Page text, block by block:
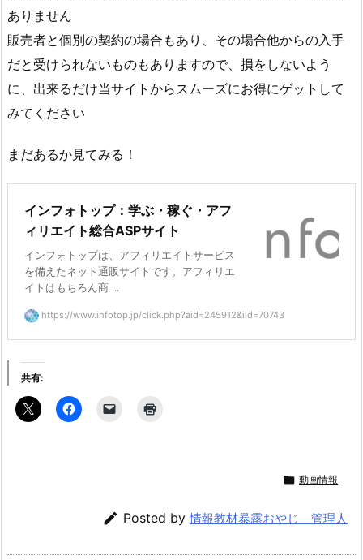
ありません
販売者と個別の契約の場合もあり、その場合他からの入手
だと受けられないものもありますので、損をしないよう
に、出来るだけ当サイトからスムーズにお得にゲットして
みてください
まだあるか見てみる！
インフォトップ：学ぶ・稼ぐ・アフ
ィリエイト総合ASPサイト
インフォトップは、アフィリエイトサービス
を備えたネット通販サイトです。アフィリエ
イトはもちろん商 ...
https://www.infotop.jp/click.php?aid=245912&iid=70743
共有:
 動画情報
 Posted by情報教材暴露おやじ 管理人